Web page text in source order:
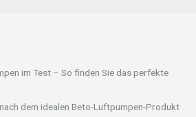
im Test – So finden Sie das perfekte
dem idealen Beto-Luftpumpen-Produkt